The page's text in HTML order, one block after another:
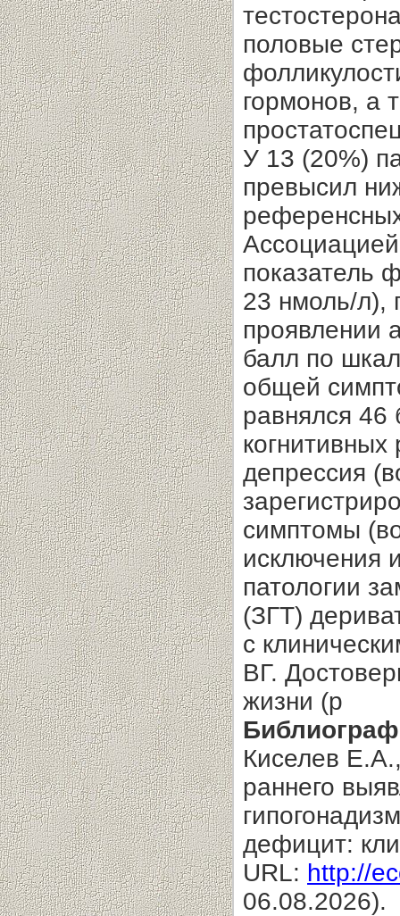
половые
гормонов, а
У 13 (20%)
превысил
показатель
23 нмоль/л),
проявлении
балл по
общей
равнялся 46
когнитивных
депрессия
симптомы
исключения
патологии
(ЗГТ)
с
ВГ.
жизни (р
Киселев
раннего
дефицит:
URL: http://
06.08.2026).